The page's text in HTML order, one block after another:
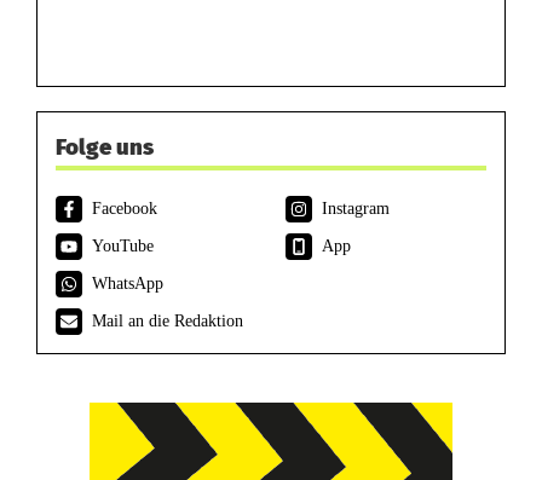
Folge uns
Facebook
Instagram
YouTube
App
WhatsApp
Mail an die Redaktion